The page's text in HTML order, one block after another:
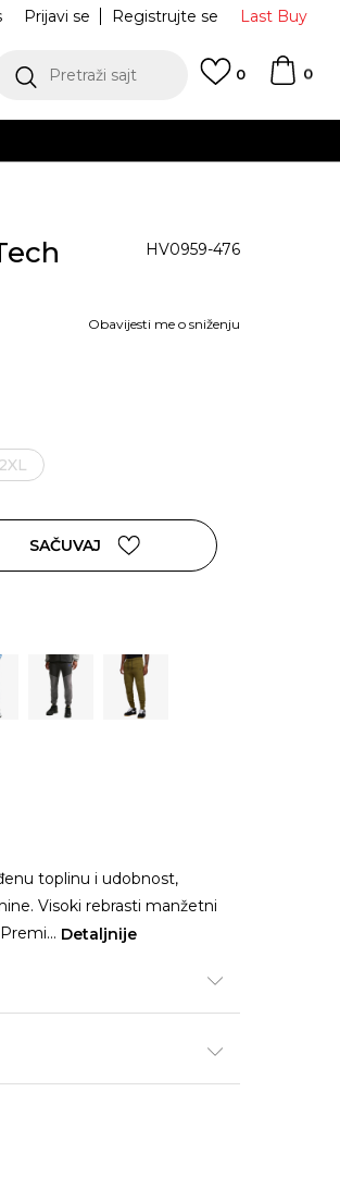
Last Buy
Prijavi se Registrujte se
Pretraži sajt 0
0
HV0959-476
Obavijesti me o sniženju
2XL
SAČUVAJ
toplinu i udobnost,
Visoki rebrasti manžetni
... Detaljnije